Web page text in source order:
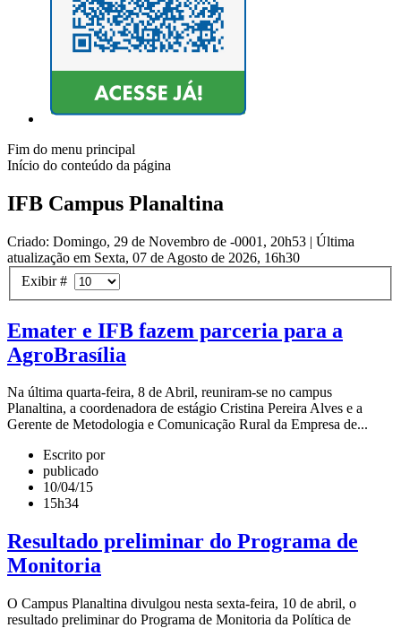
Fim do menu principal
Início do conteúdo da página
IFB Campus Planaltina
Criado: Domingo, 29 de Novembro de -0001, 20h53 | Última
atualização em Sexta, 07 de Agosto de 2026, 16h30
Exibir #
Emater e IFB fazem parceria para a
AgroBrasília
Na última quarta-feira, 8 de Abril, reuniram-se no campus
Planaltina, a coordenadora de estágio Cristina Pereira Alves e a
Gerente de Metodologia e Comunicação Rural da Empresa de...
Escrito por
publicado
10/04/15
15h34
Resultado preliminar do Programa de
Monitoria
O Campus Planaltina divulgou nesta sexta-feira, 10 de abril, o
resultado preliminar do Programa de Monitoria da Política de